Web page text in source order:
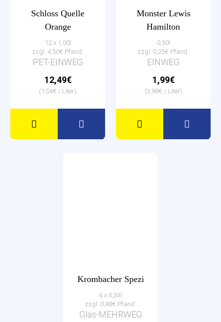
Schloss Quelle
Orange
12 x 1,00l
zzgl. 4,50€ Pfand
PET-EINWEG
12,49€
(1,04€ / Liter)
Monster Lewis
Hamilton
0,50l
zzgl. 0,25€ Pfand
EINWEG
1,99€
(3,98€ / Liter)
Krombacher Spezi
6 x 0,33l
zzgl. 0,48€ Pfand
Glas-MEHRWEG